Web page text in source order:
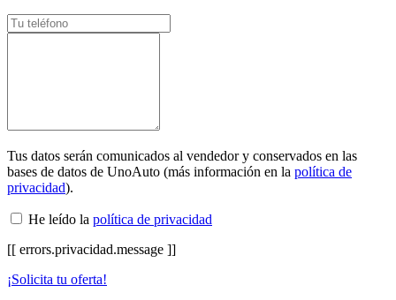
Tus datos serán comunicados al vendedor y conservados en las
bases de datos de UnoAuto (más información en la política de
privacidad).
He leído la política de privacidad
[[ errors.privacidad.message ]]
¡Solicita tu oferta!